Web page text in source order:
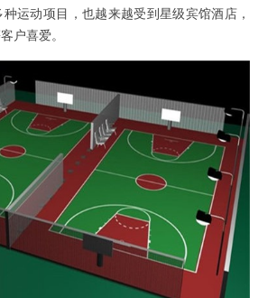
运动项目，也越来越受到星级宾馆酒店，
户喜爱。